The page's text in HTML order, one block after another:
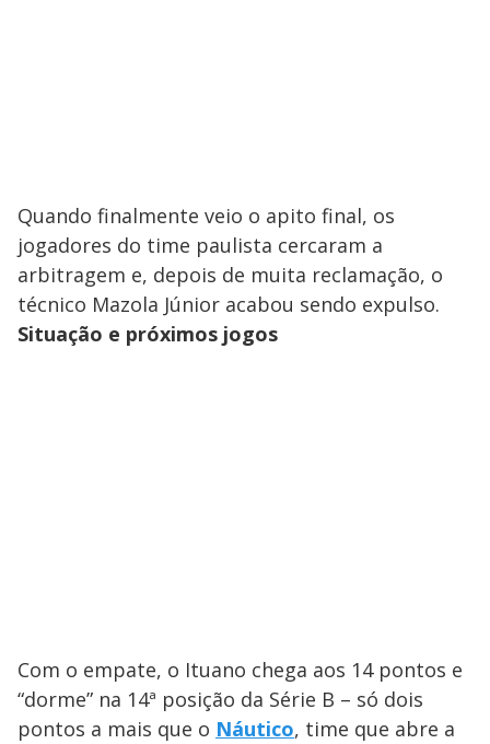
Quando finalmente veio o apito final, os
jogadores do time paulista cercaram a
arbitragem e, depois de muita reclamação, o
técnico Mazola Júnior acabou sendo expulso.
Situação e próximos jogos
Com o empate, o Ituano chega aos 14 pontos e
“dorme” na 14ª posição da Série B – só dois
pontos a mais que o Náutico, time que abre a